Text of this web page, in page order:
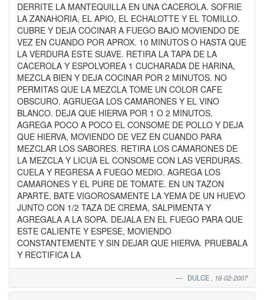
DERRITE LA MANTEQUILLA EN UNA CACEROLA. SOFRIE
LA ZANAHORIA, EL APIO, EL ECHALOTTE Y EL TOMILLO.
CUBRE Y DEJA COCINAR A FUEGO BAJO MOVIENDO DE
VEZ EN CUANDO POR APROX. 10 MINUTOS O HASTA QUE
LA VERDURA ESTE SUAVE. RETIRA LA TAPA DE LA
CACEROLA Y ESPOLVOREA 1 CUCHARADA DE HARINA,
MEZCLA BIEN Y DEJA COCINAR POR 2 MINUTOS. NO
PERMITAS QUE LA MEZCLA TOME UN COLOR CAFE
OBSCURO. AGRUEGA LOS CAMARONES Y EL VINO
BLANCO. DEJA QUE HIERVA POR 1 O 2 MINUTOS.
AGREGA POCO A POCO EL CONSOME DE POLLO Y DEJA
QUE HIERVA, MOVIENDO DE VEZ EN CUANDO PARA
MEZCLAR LOS SABORES. RETIRA LOS CAMARONES DE
LA MEZCLA Y LICUA EL CONSOME CON LAS VERDURAS.
CUELA Y REGRESA A FUEGO MEDIO. AGREGA LOS
CAMARONES Y EL PURE DE TOMATE. EN UN TAZON
APARTE, BATE VIGOROSAMENTE LA YEMA DE UN HUEVO
JUNTO CON 1/2 TAZA DE CREMA, SALPIMENTA Y
AGREGALA A LA SOPA. DEJALA EN EL FUEGO PARA QUE
ESTE CALIENTE Y ESPESE, MOVIENDO
CONSTANTEMENTE Y SIN DEJAR QUE HIERVA. PRUEBALA
Y RECTIFICA LA
DULCE 16-02-2007